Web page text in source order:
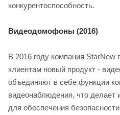
конкурентоспособность.
Видеодомофоны (2016)
В 2016 году компания StarNew
клиентам новый продукт -
объединяют в себе функции
видеонаблюдения, что
для обеспечения